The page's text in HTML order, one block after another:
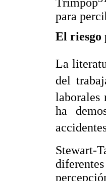
Trimpop
para
El riesgo
La
del
laborales
ha
Stewart-